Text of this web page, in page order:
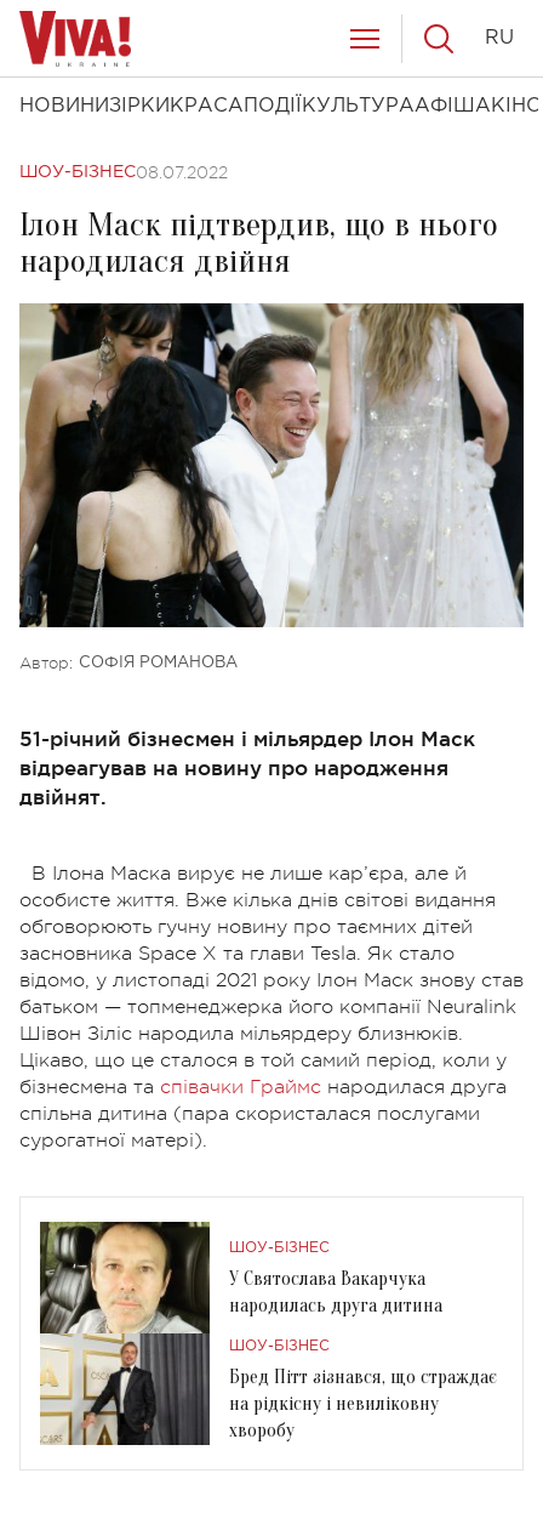
НОВИНИ ЗІРКИ КРАСА ПОДІЇ КУЛЬТУРААФІША КІНО
RU
ШОУ-БІЗНЕС08.07.2022
Ілон Маск підтвердив, що в нього
народилася двійня
Автор: СОФІЯ РОМАНОВА
51-річний бізнесмен і мільярдер Ілон Маск
відреагував на новину про народження
двійнят.
В Ілона Маска вирує не лише кар’єра, але й
особисте життя. Вже кілька днів світові видання
обговорюють гучну новину про таємних дітей
засновника Space X та глави Tesla. Як стало
відомо, у листопаді 2021 року Ілон Маск знову став
батьком — топменеджерка його компанії Neuralink
Шівон Зіліс народила мільярдеру близнюків.
Цікаво, що це сталося в той самий період, коли у
бізнесмена та співачки Граймс народилася друга
спільна дитина (пара скористалася послугами
сурогатної матері).
ШОУ-БІЗНЕС
У Святослава Вакарчука
народилась друга дитина
ШОУ-БІЗНЕС
Бред Пітт зізнався, що страждає
на рідкісну і невиліковну
хворобу